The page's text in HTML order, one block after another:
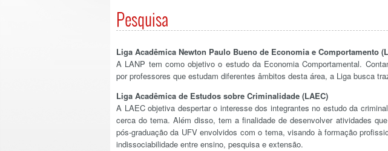
Pesquisa
Liga Acadêmica Newton Paulo Bueno de Economia e Comportamento
A LANP tem como objetivo o estudo da Economia Comportamental.
por professores que estudam diferentes âmbitos desta área, a Liga busca
Liga Acadêmica de Estudos sobre Criminalidade (LAEC)
A LAEC objetiva despertar o interesse dos integrantes no estudo da
cerca do tema. Além disso, tem a finalidade de desenvolver atividades
pós-graduação da UFV envolvidos com o tema, visando à formação
indissociabilidade entre ensino, pesquisa e extensão.